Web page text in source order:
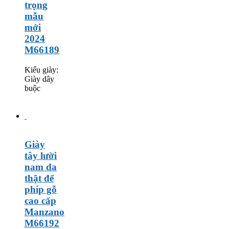
trọng
mẫu
mới
2024
M66189
Kiểu giày:
Giày dây
buộc
Giày
tây lười
nam da
thật đế
phíp gỗ
cao cấp
Manzano
M66192